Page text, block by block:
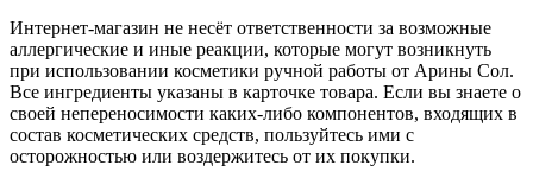
Интернет-магазин не несёт ответственности за возможные
аллергические и иные реакции, которые могут возникнуть
при использовании косметики ручной работы от Арины Сол.
Все ингредиенты указаны в карточке товара. Если вы знаете о
своей непереносимости каких-либо компонентов, входящих в
состав косметических средств, пользуйтесь ими с
осторожностью или воздержитесь от их покупки.